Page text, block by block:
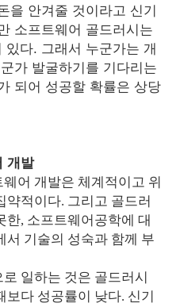
을 안겨줄 것이라고 신기
소프트웨어 골드러시는
다. 그래서 누군가는 개
가 발굴하기를 기다리는
되어 성공할 확률은 상당
개발
어 개발은 체계적이고 위
약적이다. 그리고 골드러
한, 소프트웨어공학에 대
서 기술의 성숙과 함께 부
일하는 것은 골드러시
다 성공률이 낮다. 신기